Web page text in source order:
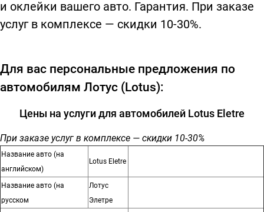
и оклейки вашего авто. Гарантия. При заказе
услуг в комплексе — скидки 10-30%.
Для вас персональные предложения по
автомобилям Лотус (Lotus):
Цены на услуги для автомобилей Lotus Eletre
При заказе услуг в комплексе — скидки 10-30%
Название авто (на
английском)
Lotus Eletre
Название авто (на
русском
Лотус
Элетре